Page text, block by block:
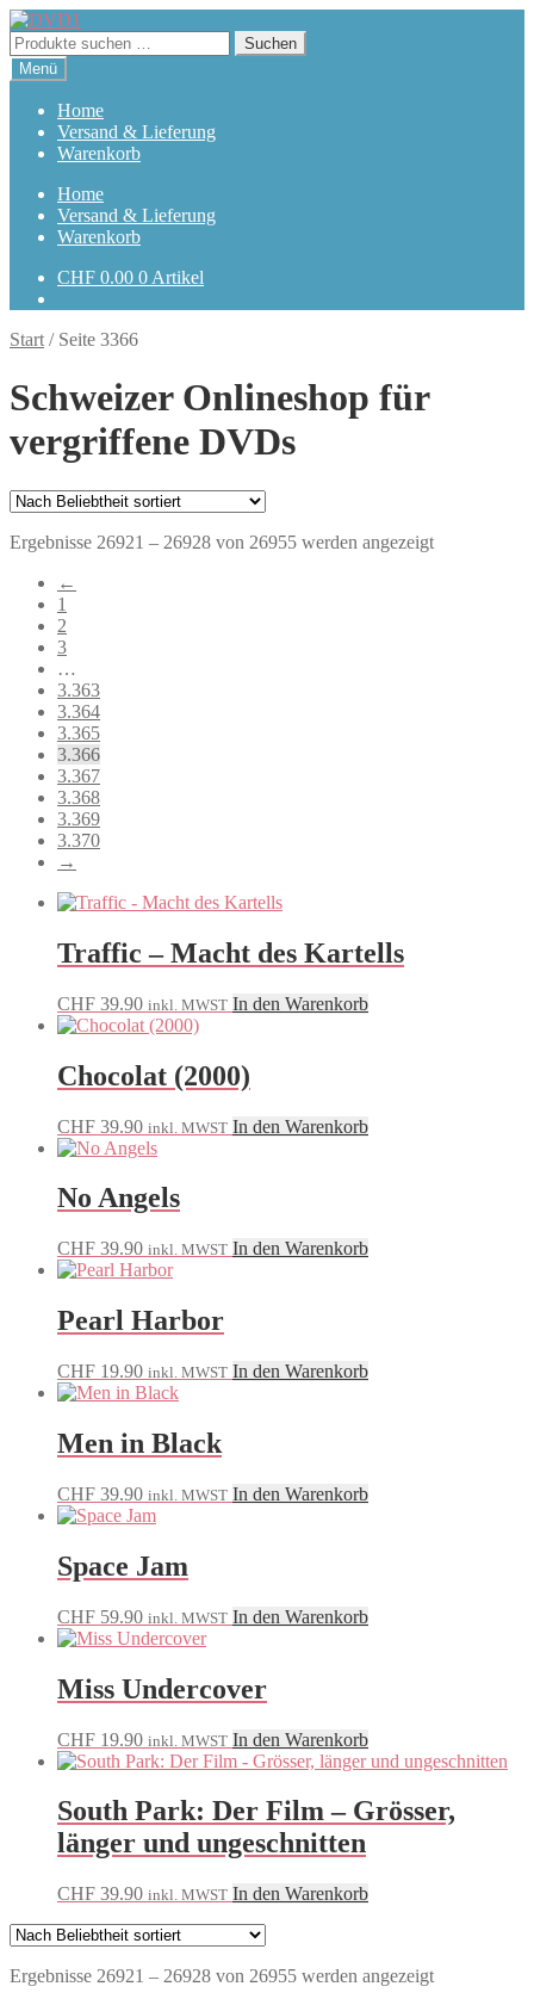
Zur
Navigation
springen
Zum
Inhalt
springen
Suchen
nach:
Suchen
Menü
Home
Versand & Lieferung
Warenkorb
Home
Versand & Lieferung
Warenkorb
CHF 0.00 0 Artikel
Start / Seite 3366
Schweizer Onlineshop für
vergriffene DVDs
Ergebnisse 26921 – 26928 von 26955 werden angezeigtNach
←
1
2
3
…
3.363
3.364
3.365
3.366
3.367
3.368
3.369
3.370
→
Traffic – Macht des Kartells
CHF 39.90 inkl. MWST In den Warenkorb
Chocolat (2000)
CHF 39.90 inkl. MWST In den Warenkorb
No Angels
CHF 39.90 inkl. MWST In den Warenkorb
Pearl Harbor
CHF 19.90 inkl. MWST In den Warenkorb
Men in Black
CHF 39.90 inkl. MWST In den Warenkorb
Space Jam
CHF 59.90 inkl. MWST In den Warenkorb
Miss Undercover
CHF 19.90 inkl. MWST In den Warenkorb
South Park: Der Film – Grösser,
länger und ungeschnitten
CHF 39.90 inkl. MWST In den Warenkorb
Ergebnisse 26921 – 26928 von 26955 werden angezeigtNach